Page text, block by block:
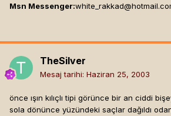
Msn Messenger:
TheSilver
Mesaj tarihi: Haziran 25, 2003
önce ışın kılıçlı tipi görünce bir an ciddi
sola dönünce yüzündeki saçlar dağıldı